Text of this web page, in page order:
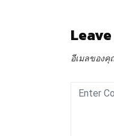
อีเมลของ